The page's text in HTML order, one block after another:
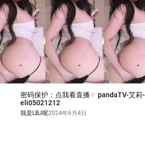
密码保护：点我看直播
pandaTV-艾莉-
eli05021212
我是LBJ呢2024年6月4日